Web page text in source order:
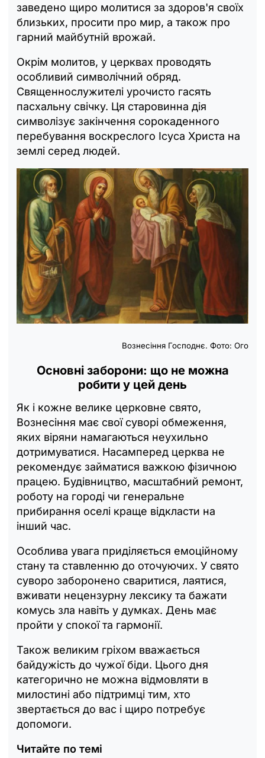
заведено щиро молитися за здоров'я своїх
близьких, просити про мир, а також про
гарний майбутній врожай.
Окрім молитов, у церквах проводять
особливий символічний обряд.
Священнослужителі урочисто гасять
пасхальну свічку. Ця старовинна дія
символізує закінчення сорокаденного
перебування воскреслого Ісуса Христа на
землі серед людей.
Вознесіння Господнє. Фото: Ого
Основні заборони: що не можна
робити у цей день
Як і кожне велике церковне свято,
Вознесіння має свої суворі обмеження,
яких віряни намагаються неухильно
дотримуватися. Насамперед церква не
рекомендує займатися важкою фізичною
працею. Будівництво, масштабний ремонт,
роботу на городі чи генеральне
прибирання оселі краще відкласти на
інший час.
Особлива увага приділяється емоційному
стану та ставленню до оточуючих. У свято
суворо заборонено сваритися, лаятися,
вживати нецензурну лексику та бажати
комусь зла навіть у думках. День має
пройти у спокої та гармонії.
Також великим гріхом вважається
байдужість до чужої біди. Цього дня
категорично не можна відмовляти в
милостині або підтримці тим, хто
звертається до вас і щиро потребує
допомоги.
Читайте по темі